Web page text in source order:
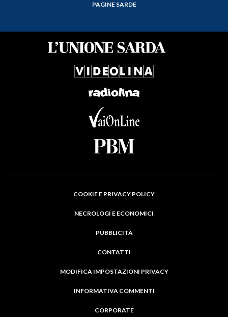
PAGINE SARDE
COOKIE E PRIVACY POLICY
NECROLOGI E ECONOMICI
PUBBLICITÀ
CONTATTI
MODIFICA IMPOSTAZIONI PRIVACY
INFORMATIVA COMMENTI
CORPORATE